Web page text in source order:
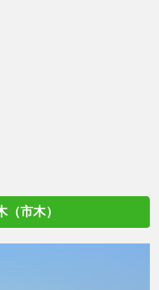
（市木）